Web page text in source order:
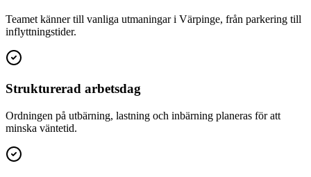
Teamet känner till vanliga utmaningar i Värpinge, från parkering till
inflyttningstider.
Strukturerad arbetsdag
Ordningen på utbärning, lastning och inbärning planeras för att
minska väntetid.